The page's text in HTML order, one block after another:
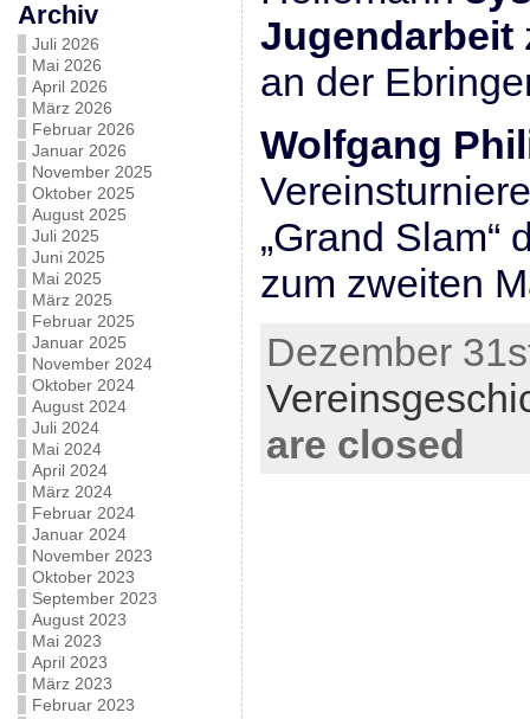
Archiv
Juli 2026
Mai 2026
April 2026
März 2026
Februar 2026
Januar 2026
November 2025
Oktober 2025
August 2025
Juli 2025
Juni 2025
Mai 2025
März 2025
Februar 2025
Januar 2025
November 2024
Oktober 2024
August 2024
Juli 2024
Mai 2024
April 2024
März 2024
Februar 2024
Januar 2024
November 2023
Oktober 2023
September 2023
August 2023
Mai 2023
April 2023
März 2023
Februar 2023
Jugendarbeit
an der
Wolfgang
„Grand Slam“
zum zweiten
Dezember
are closed